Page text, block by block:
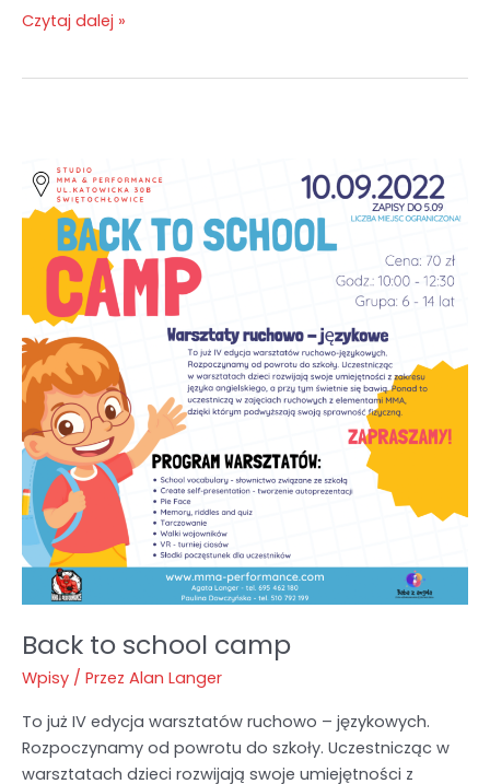
Czytaj dalej »
Back to school camp
Wpisy / Przez Alan Langer
To już IV edycja warsztatów ruchowo – językowych.
Rozpoczynamy od powrotu do szkoły. Uczestnicząc w
warsztatach dzieci rozwijają swoje umiejętności z
Back
to
school
camp